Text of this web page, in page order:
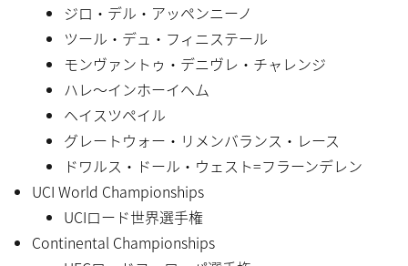
ジロ・デル・アッペンニーノ
ツール・デュ・フィニステール
モンヴァントゥ・デニヴレ・チャレンジ
ハレ〜インホーイヘム
ヘイスツペイル
グレートウォー・リメンバランス・レース
ドワルス・ドール・ウェスト=フラーンデレン
UCI World Championships
UCIロード世界選手権
Continental Championships